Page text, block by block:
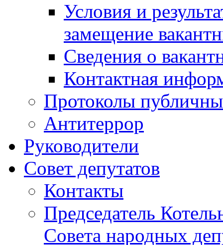
Условия и
замещение
Сведения о
Контактная
Протоколы
Антитеррор
Руководители
Совет депутатов
Контакты
Председатель
Совета народных